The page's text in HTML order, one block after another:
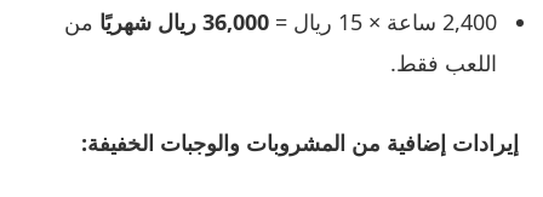
2,400 ساعة × 15 ريال =
36,000 ريال شهريًا
من
اللعب فقط.
إيرادات إضافية من المشروبات والوجبات الخفيفة: